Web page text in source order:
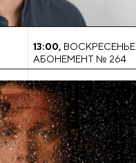
13:00, ВОСКРЕСЕНЬЕ
АБОНЕМЕНТ № 264